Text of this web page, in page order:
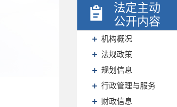
法定主动
公开内容
机构概况
法规政策
规划信息
行政管理与服务
财政信息